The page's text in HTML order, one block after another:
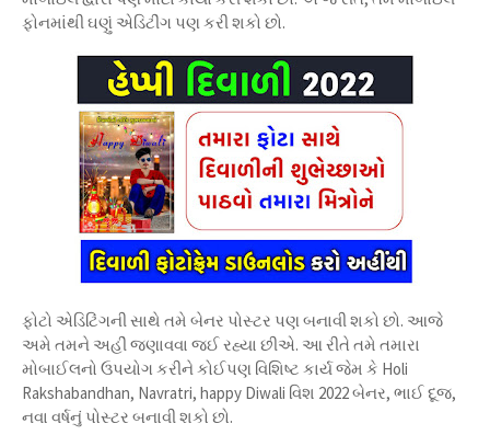
ફોનમાંથી ઘણું એડિટીંગ પણ કરી શકો છો.
ફોટો એડિટિંગની સાથે તમે બેનર પોસ્ટર પણ બનાવી શકો છો. આજે
અમે તમને અહીં જણાવવા જઈ રહ્યા છીએ. આ રીતે તમે તમારા
મોબાઈલનો ઉપયોગ કરીને કોઈપણ વિશિષ્ટ કાર્ય જેમ કે Holi
Rakshabandhan, Navratri, happy Diwali વિશ 2022 બેનર, ભાઈ દૂજ,
નવા વર્ષનું પોસ્ટર બનાવી શકો છો.